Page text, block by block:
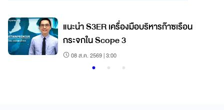
แนะนำ S3ER เครื่องมือบริหารก๊าซเรือน
กระจกใน Scope 3
08 ส.ค. 2569 | 3:00